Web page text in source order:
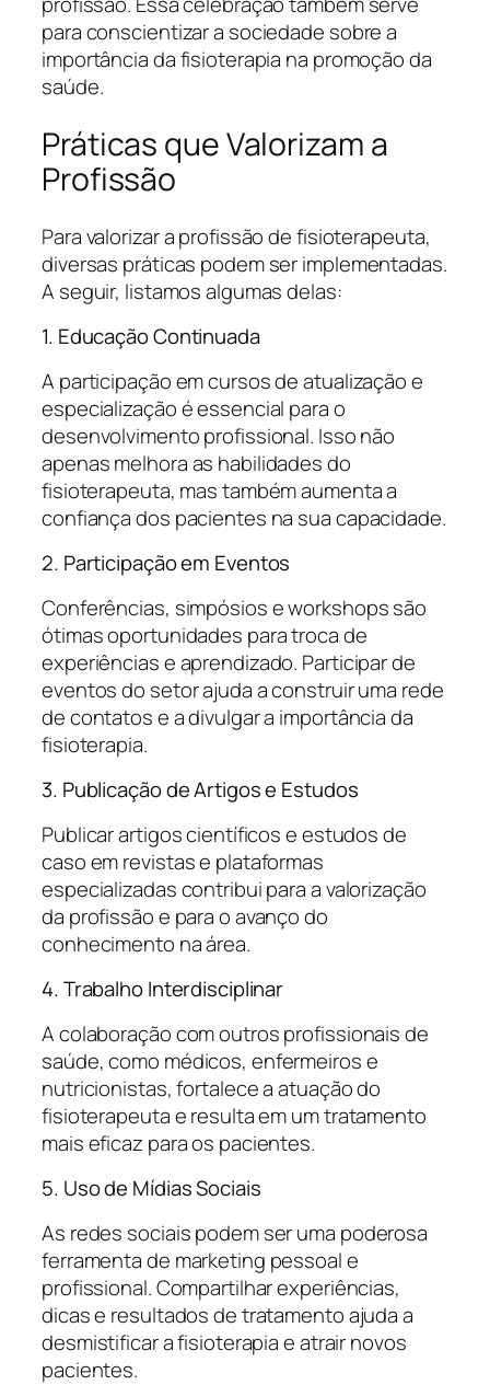
para conscientizar a sociedade sobre a
importância da fisioterapia na promoção da
saúde.
Práticas que Valorizam a
Profissão
Para valorizar a profissão de fisioterapeuta,
diversas práticas podem ser implementadas.
A seguir, listamos algumas delas:
1. Educação Continuada
A participação em cursos de atualização e
especialização é essencial para o
desenvolvimento profissional. Isso não
apenas melhora as habilidades do
fisioterapeuta, mas também aumenta a
confiança dos pacientes na sua capacidade.
2. Participação em Eventos
Conferências, simpósios e workshops são
ótimas oportunidades para troca de
experiências e aprendizado. Participar de
eventos do setor ajuda a construir uma rede
de contatos e a divulgar a importância da
fisioterapia.
3. Publicação de Artigos e Estudos
Publicar artigos científicos e estudos de
caso em revistas e plataformas
especializadas contribui para a valorização
da profissão e para o avanço do
conhecimento na área.
4. Trabalho Interdisciplinar
A colaboração com outros profissionais de
saúde, como médicos, enfermeiros e
nutricionistas, fortalece a atuação do
fisioterapeuta e resulta em um tratamento
mais eficaz para os pacientes.
5. Uso de Mídias Sociais
As redes sociais podem ser uma poderosa
ferramenta de marketing pessoal e
profissional. Compartilhar experiências,
dicas e resultados de tratamento ajuda a
desmistificar a fisioterapia e atrair novos
pacientes.